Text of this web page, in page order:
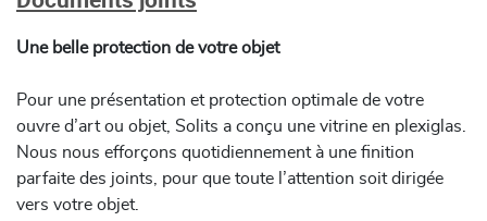
Une belle protection de votre objet
Pour une présentation et protection optimale de votre
ouvre d’art ou objet, Solits a conçu une vitrine en plexiglas.
Nous nous efforçons quotidiennement à une finition
parfaite des joints, pour que toute l’attention soit dirigée
vers votre objet.